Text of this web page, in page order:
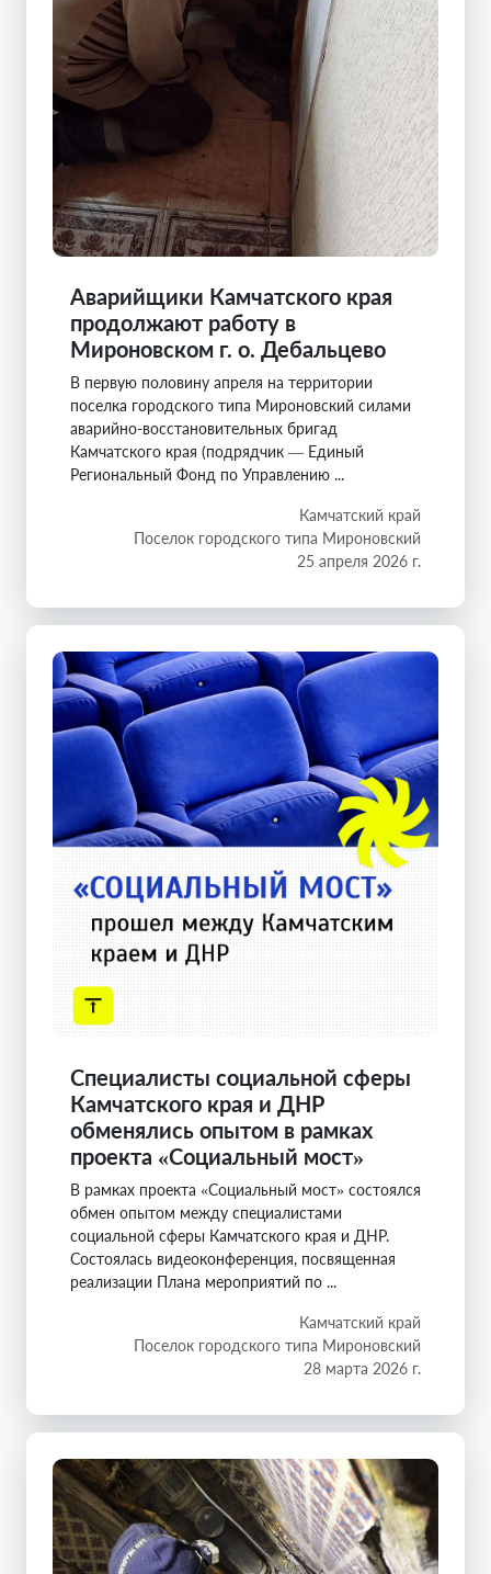
Аварийщики Камчатского края
продолжают работу в
Мироновском г. о. Дебальцево
В первую половину апреля на территории
поселка городского типа Мироновский силами
аварийно-восстановительных бригад
Камчатского края (подрядчик — Единый
Региональный Фонд по Управлению ...
Камчатский край
Поселок городского типа Мироновский
25 апреля 2026 г.
Специалисты социальной сферы
Камчатского края и ДНР
обменялись опытом в рамках
проекта «Социальный мост»
В рамках проекта «Социальный мост» состоялся
обмен опытом между специалистами
социальной сферы Камчатского края и ДНР.
Состоялась видеоконференция, посвященная
реализации Плана мероприятий по ...
Камчатский край
Поселок городского типа Мироновский
28 марта 2026 г.